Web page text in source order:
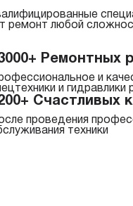
ремонт любой
Ремонтных
и
и гидравлики
Счастливых
проведения
техники